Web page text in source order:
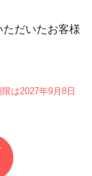
だいたお客様
は2027年9月8日